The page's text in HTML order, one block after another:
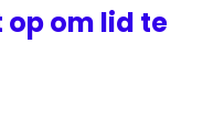
op om lid te